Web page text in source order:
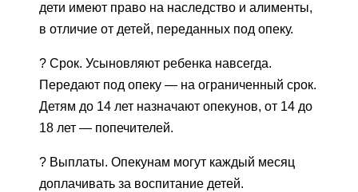
дети имеют право на наследство и алименты,
в отличие от детей, переданных под опеку.
? Срок. Усыновляют ребенка навсегда.
Передают под опеку — на ограниченный срок.
Детям до 14 лет назначают опекунов, от 14 до
18 лет — попечителей.
? Выплаты. Опекунам могут каждый месяц
доплачивать за воспитание детей.